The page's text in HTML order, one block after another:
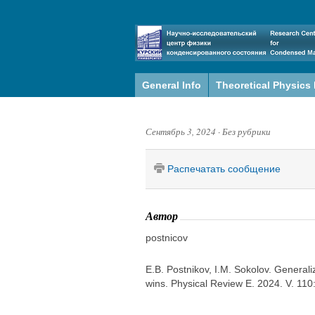
General Info Theoretical Physics
Сентябрь 3, 2024 ·Без рубрики
Распечатать сообщение
Автор
postnicov
E.B. Postnikov, I.M. Sokolov.
wins. Physical Review E. 2024. V.